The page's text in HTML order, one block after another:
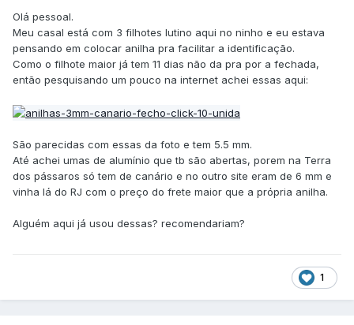
Olá pessoal.
Meu casal está com 3 filhotes lutino aqui no ninho e eu estava
pensando em colocar anilha pra facilitar a identificação.
Como o filhote maior já tem 11 dias não da pra por a fechada,
então pesquisando um pouco na internet achei essas aqui:
São parecidas com essas da foto e tem 5.5 mm.
Até achei umas de alumínio que tb são abertas, porem na Terra
dos pássaros só tem de canário e no outro site eram de 6 mm e
vinha lá do RJ com o preço do frete maior que a própria anilha.
Alguém aqui já usou dessas? recomendariam?
1